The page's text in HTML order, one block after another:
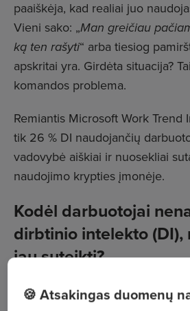
paaiškėja, kad realiai juo
Vieni sako: „Man greičiau
ką ten rašyti“ arba tiesiog
apskritai yra. Girdėta situacija?
komandos problema.
Remiantis Microsoft Work Trend
tik 26 % DI naudojančių
vadovybė aiškiai ir nuosekliai
naudojimo krypties įmonėje.
Kodėl darbuotojai
dirbtinio intelekto (DI),
jau suteikti?
Dažna klaida yra manyti, kad
🍪 Atsakingas duomenų